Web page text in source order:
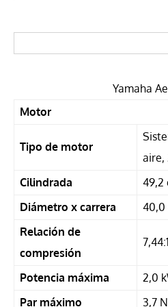
Yamaha
Motor
Tipo de motor
aire,
Cilindrada
49,2
Diámetro x carrera
40,0
Relación de
compresión
7,44:1
Potencia máxima
2,0
Par máximo
3,7